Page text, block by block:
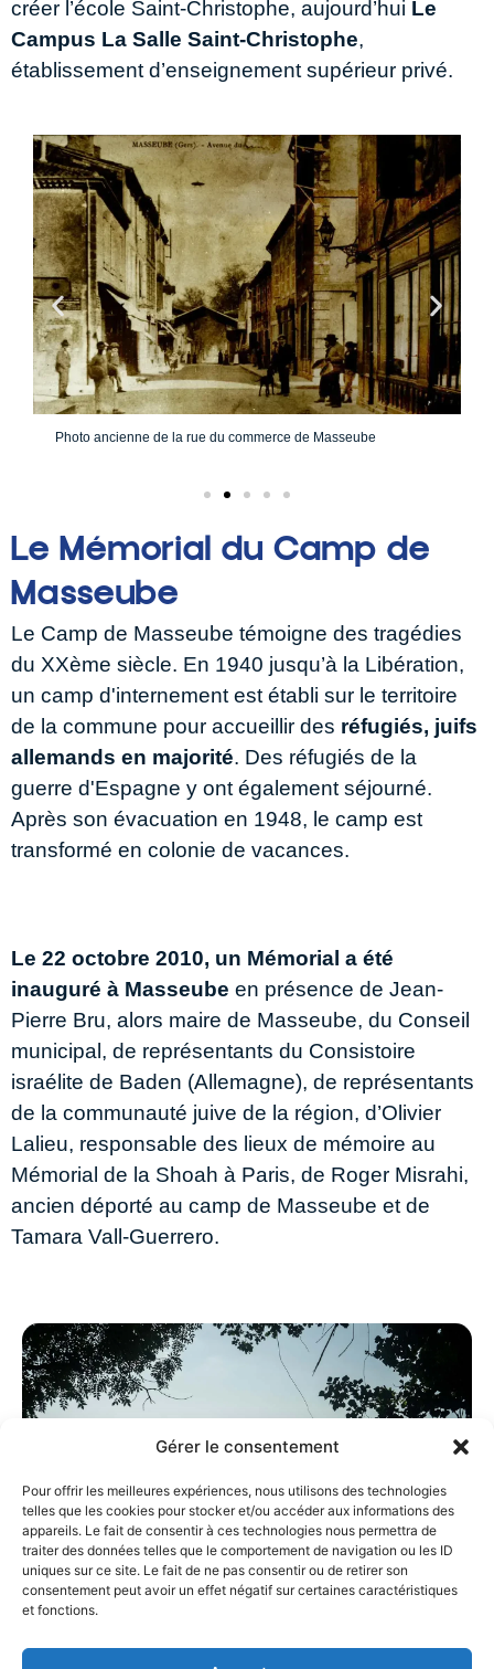
Gérer le consentement
Pour offrir les meilleures expériences, nous utilisons des technologies
telles que les cookies pour stocker et/ou accéder aux informations des
appareils. Le fait de consentir à ces technologies nous permettra de
traiter des données telles que le comportement de navigation ou les ID
uniques sur ce site. Le fait de ne pas consentir ou de retirer son
consentement peut avoir un effet négatif sur certaines caractéristiques
et fonctions.
créer l’école Saint-Christophe, aujourd’hui Le
Campus La Salle Saint-Christophe,
établissement d’enseignement supérieur privé.
Photo ancienne de la rue du commerce de Masseube
Le Mémorial du Camp de
Masseube
Le Camp de Masseube témoigne des tragédies
du XXème siècle. En 1940 jusqu’à la Libération,
un camp d'internement est établi sur le territoire
de la commune pour accueillir des réfugiés, juifs
allemands en majorité. Des réfugiés de la
guerre d'Espagne y ont également séjourné.
Après son évacuation en 1948, le camp est
transformé en colonie de vacances.
Le 22 octobre 2010, un Mémorial a été
inauguré à Masseube en présence de Jean-
Pierre Bru, alors maire de Masseube, du Conseil
municipal, de représentants du Consistoire
israélite de Baden (Allemagne), de représentants
de la communauté juive de la région, d’Olivier
Lalieu, responsable des lieux de mémoire au
Mémorial de la Shoah à Paris, de Roger Misrahi,
ancien déporté au camp de Masseube et de
Tamara Vall-Guerrero.